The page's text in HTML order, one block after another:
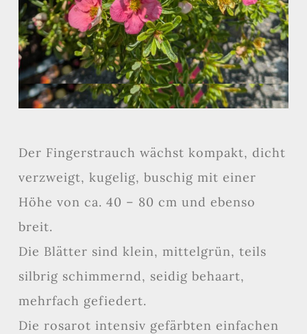
Der Fingerstrauch wächst kompakt, dicht
verzweigt, kugelig, buschig mit einer
Höhe von ca. 40 – 80 cm und ebenso
breit.
Die Blätter sind klein, mittelgrün, teils
silbrig schimmernd, seidig behaart,
mehrfach gefiedert.
Die rosarot intensiv gefärbten einfachen